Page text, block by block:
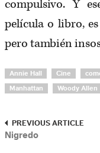
compulsivo. Y
película o libro,
pero también
Annie Hall Cine
Manhattan Woody Allen
PREVIOUS ARTICLE
Nigredo